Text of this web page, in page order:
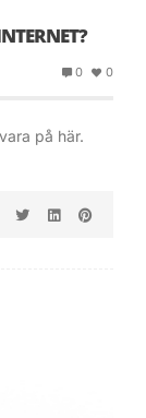
0 0
på här.